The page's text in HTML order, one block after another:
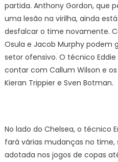
partida. Anthony Gordon, que
uma lesão na virilha, ainda
desfalcar o time novamente.
Osula e Jacob Murphy podem
setor ofensivo. O técnico
contar com Callum Wilson e
Kieran Trippier e Sven Botman.
No lado do Chelsea, o técnico
fará várias mudanças no time,
adotada nos jogos de copas